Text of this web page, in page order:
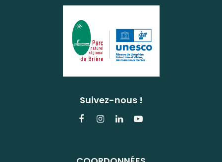
Suivez-nous !
Lien
le
Lien
le
Lien
le
Lien
la